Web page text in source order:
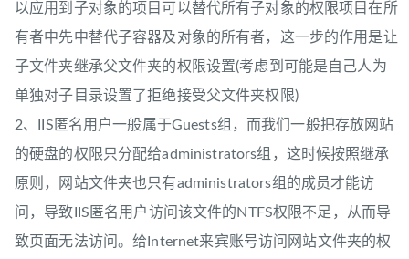
以应用到子对象的项目可以替代所有子对象的权限项目在所
有者中先中替代子容器及对象的所有者，这一步的作用是让
子文件夹继承父文件夹的权限设置(考虑到可能是自己人为
单独对子目录设置了拒绝接受父文件夹权限)
2、IIS匿名用户一般属于Guests组，而我们一般把存放网站
的硬盘的权限只分配给administrators组，这时候按照继承
原则，网站文件夹也只有administrators组的成员才能访
问，导致IIS匿名用户访问该文件的NTFS权限不足，从而导
致页面无法访问。给Internet来宾账号访问网站文件夹的权